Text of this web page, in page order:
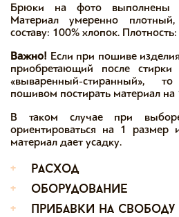
Брюки на фото выполнены
Материал умеренно
составу: 100% хлопок.
Важно! Если при пошиве
приобретающий после
«вываренный-стиранный»,
пошивом постирать материал на
В таком случае при
ориентироваться на 1 размер
материал дает усадку.
+
расход
+
оборудование
+
прибавки на свободу